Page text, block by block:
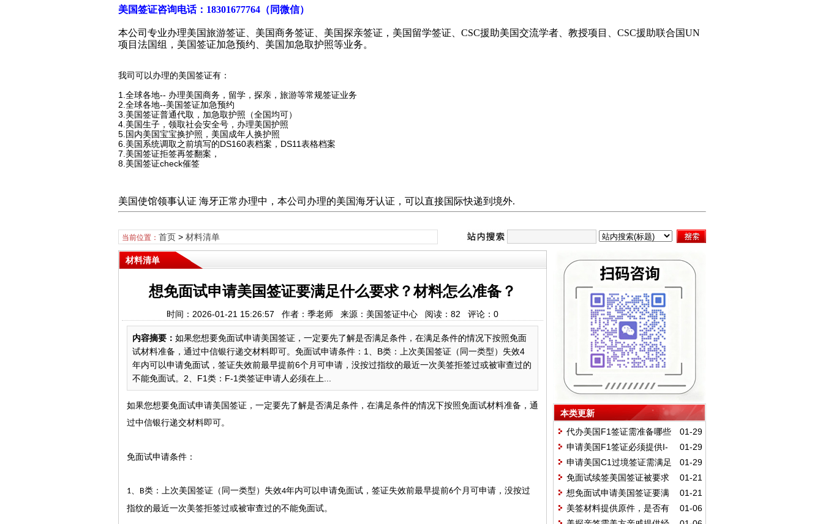
美国签证咨询电话：18301677764（同微信）
本公司专业办理美国旅游签证、美国商务签证、美国探亲签证，美国留学签证、CSC援助美国交流学者、教授项目、CSC援助联合国UN
项目法国组，美国签证加急预约、美国加急取护照等业务。
我司可以办理的美国签证有：
1. 全球各地-- 办理美国商务，留学，探亲，旅游等常规签证业务
2.全球各地--美国签证加急预约
3.美国签证普通代取，加急取护照（全国均可）
4.美国生子，领取社会安全号，办理美国护照
5.国内美国宝宝换护照，美国成年人换护照
6.美国系统调取之前填写的DS160表档案，DS11表格档案
7.美国签证拒签再签翻案，
8.美国签证check催签
美国使馆领事认证 海牙正常办理中，本公司办理的美国海牙认证，可以直接国际快递到境外.
当前位置： 首页> 材料清单
材料清单
想免面试申请美国签证要满足什么要求？材料怎么准备？
时间：2026-01-21 15:26:57 作者：季老师 来源：美国签证中心 阅读： 82 评论： 0
内容摘要： 如果您想要免面试申请美国签证，一定要先了解是否满足条件，在满足条件的情况下按照免面
试材料准备，通过中信银行递交材料即可。免面试申请条件：1、B类：上次美国签证（同一类型）失效4
年内可以申请免面试，签证失效前最早提前6个月可申请，没按过指纹的最近一次美签拒签过或被审查过的
不能免面试。2、F1类：F-1类签证申请人必须在上...
如果您想要免面试申请美国签证，一定要先了解是否满足条件，在满足条件的情况下按照免面试材料准备，通
过中信银行递交材料即可。
免面试申请条件：
1、 B类：上次美国签证（同一类型）失效4年内可以申请免面试，签证失效前最早提前6个月可申请，没按过
指纹的最近一次美签拒签过或被审查过的不能免面试。
本类更新
01-29
代办美国F1签证需准备哪些
材料？必备及辅助材料有哪些要
求？
01-29
申请美国F1签证必须提供I-
20表格吗？如何申请该表格？ 01-29
申请美国C1过境签证需满足
哪些条件？需准备哪些材料？
01-21
免面试续签美国签证被要求
面签需要准备哪些材料？
01-21
想免面试申请美国签证要满
足什么要求？材料怎么准备？
01-06
美签材料提供原件，是否有
利于提高签证的通过率？